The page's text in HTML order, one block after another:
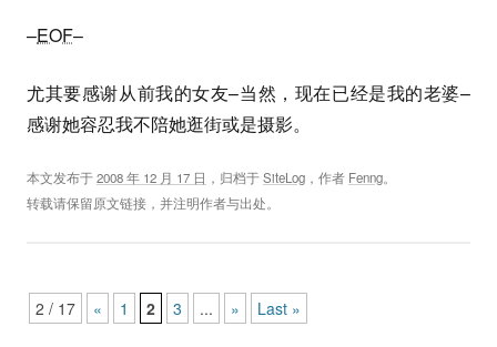
–EOF–
尤其要感谢从前我的女友–当然，现在已经是我的老婆–
感谢她容忍我不陪她逛街或是摄影。
本文发布于2008 年 12 月 17 日 ，归档于SiteLog ，作者 Fenng。
转载请保留原文链接，并注明作者与出处。
Post navigation
2 / 17 « 1 2 3 ... » Last »